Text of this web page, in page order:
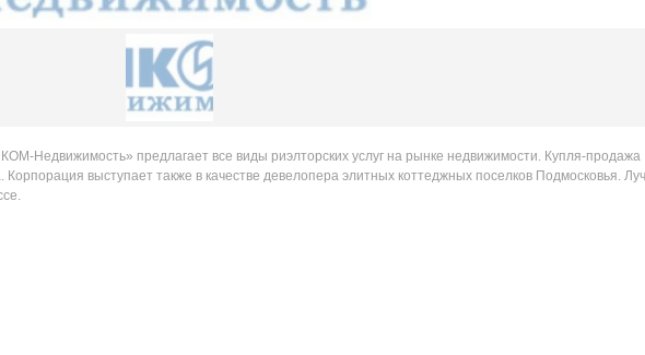
Недвижимость» предлагает все виды риэлторских услуг на рынке недвижимости. Купля-продажа
Корпорация выступает также в качестве девелопера элитных коттеджных поселков Подмосковья.